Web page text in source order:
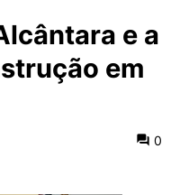
e a
em
0